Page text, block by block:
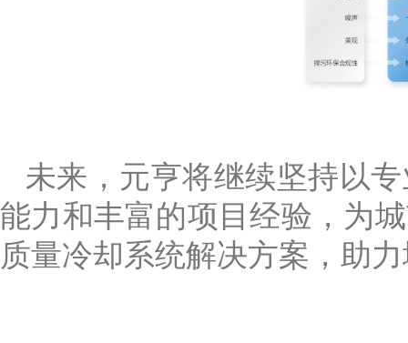
未来，元亨将继续坚持以
能力和丰富的项目经验，为
质量冷却系统解决方案，助